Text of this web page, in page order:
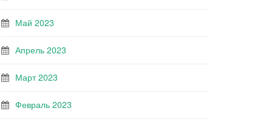
Май 2023
Апрель 2023
Март 2023
Февраль 2023